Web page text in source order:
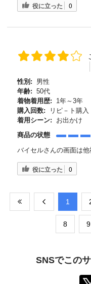
役に立った 0
性別:
男性
年齢: 50代
着物着用歴:
1年～3年
購入回数:
リピ－ト購入
着用シーン:
お出かけ
商品の状態
バイセルさんの画面は
役に立った 0
​1
​8 ​9
SNSでこの